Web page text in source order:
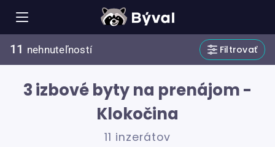
11 nehnuteľností Filtrovať
3 izbové byty na prenájom -
Klokočina
11 inzerátov